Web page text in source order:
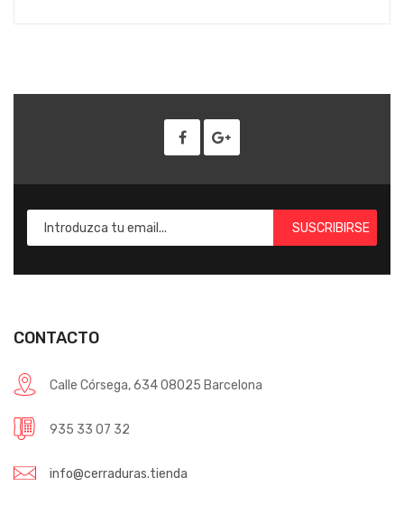
SUSCRIBIRSE
CONTACTO
Calle Córsega, 634 08025 Barcelona
935 33 07 32
info@cerraduras.tienda